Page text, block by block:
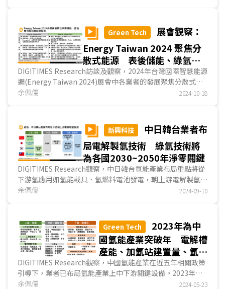
Green Tech
展會觀察：
Energy Taiwan 2024 聚焦分
散式能源 表後儲能、綠氫與
前瞻能源興起
DIGITIMES Research訪談及觀察，2024年台灣國際智慧能源
週(Energy Taiwan 2024)展會中各業者的發展聚焦分散式能
源，為利用再生能源、儲能電池和燃料電池等分散式...
余佩儒 2024-10-18
新興科技
中日韓台業者布
局電解製氫技術 綠氫技術將
為各國2030~2050年淨零關鍵
DIGITIMES Research觀察，中日韓台氫能產業布局重點將從
下游氫應用如氫能載具、氫燃料電池發電，朝上游電解製氫
(綠氫)發展，電解槽代表性業者包括中系派瑞氫能、日...
余佩儒 2024-09-10
Green Tech
2023年為中
國氫能產業突破年 電解槽
產能、加氫站建置量、氫燃
料電池車銷量皆居全球之冠
DIGITIMES Research觀察，中國氫能產業在近五年相關政策
引導下，業者已布局氫能產業上中下游關鍵設備。2023年成
為中國氫能產業發展關鍵突破年，不僅中國電解槽裝機...
余佩儒 2024-05-23